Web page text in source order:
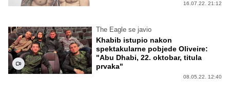
16.07.22. 21:12
The Eagle se javio
Khabib istupio nakon
spektakularne pobjede Oliveire:
"Abu Dhabi, 22. oktobar, titula
prvaka"
08.05.22. 12:40